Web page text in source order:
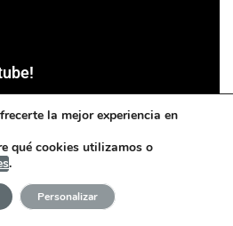
y devoluciones
la mejor experiencia en
qué cookies utilizamos o
.
Personalizar